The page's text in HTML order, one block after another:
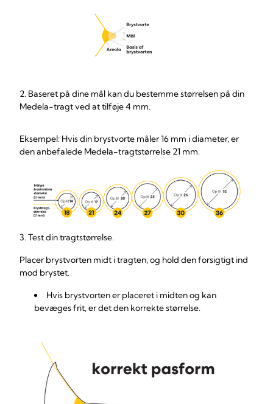
2. Baseret på dine mål kan du bestemme størrelsen på din
Medela-tragt ved at tilføje 4 mm.
Eksempel: Hvis din brystvorte måler 16 mm i diameter, er
den anbefalede Medela-tragtstørrelse 21 mm.
3. Test din tragtstørrelse.
Placer brystvorten midt i tragten, og hold den forsigtigt ind
mod brystet.
Hvis brystvorten er placeret i midten og kan
bevæges frit, er det den korrekte størrelse.